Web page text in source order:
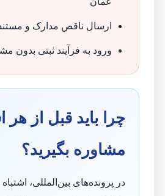
ارسال ناقص مدارک و
ورود به فرآیند ثبتی بدون
چرا باید قبل از هر
مشاوره بگیرید؟
در پرونده‌های بین‌المللی،